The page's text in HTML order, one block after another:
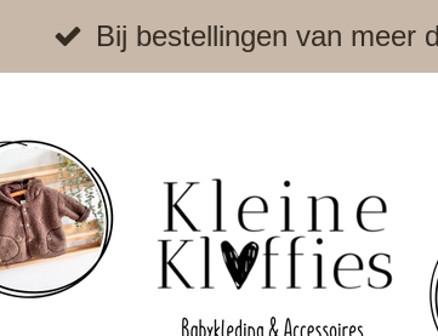
Bij bestellingen van meer